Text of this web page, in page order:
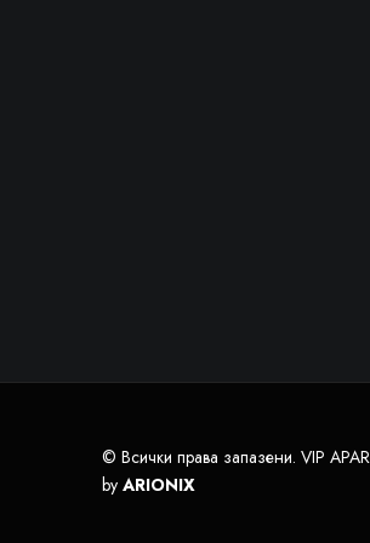
© Всички права запазени. VIP
by ARIONIX